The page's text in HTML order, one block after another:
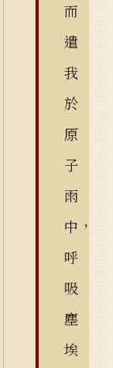
而
遣
我
於
原
子
雨
中，
呼
吸
塵
埃